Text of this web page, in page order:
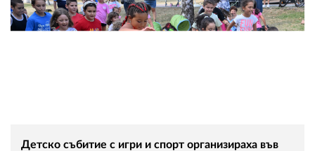
Детско събитие с игри и спорт организираха във